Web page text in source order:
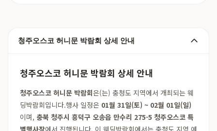
청주오스코 허니문 박람회 상세 안내
청주오스코 허니문 박람회 상세 안내
청주오스코 허니문 박람회은(는) 충청도 지역에서 개최되는 웨
딩박람회입니다.행사 일정은 01월 31일(토) ~ 02월 01일(일)
이며, 충북 청주시 흥덕구 오송읍 만수리 275-5 청주오스코 특
별행사장에서 진행됩니다. 이 웨딩박람회에서는 충청도 지역 예